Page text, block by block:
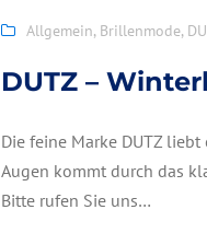
Allgemein, Brillenmode,
DUTZ –
Die feine Marke DUTZ
Augen kommt durch das
Bitte rufen Sie uns…